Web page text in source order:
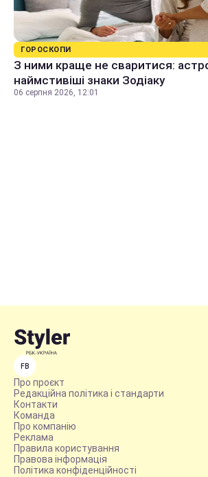
ГОРОСКОПИ
З ними краще не сваритися:
наймстивіші знаки Зодіаку
06 серпня 2026, 12:01
FB
Про проєкт
Редакційна політика і стандарти
Контакти
Команда
Про компанію
Реклама
Правила користування
Правова інформація
Політика конфіденційності